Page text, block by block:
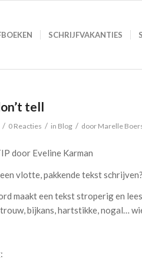
SCHRIJFVAKANTIES
tell
/ 0 Reacties / in Blog / door Marelle
door Eveline Karman
vlotte, pakkende tekst
maakt een tekst stroperig en
bijkans, hartstikke, nogal…